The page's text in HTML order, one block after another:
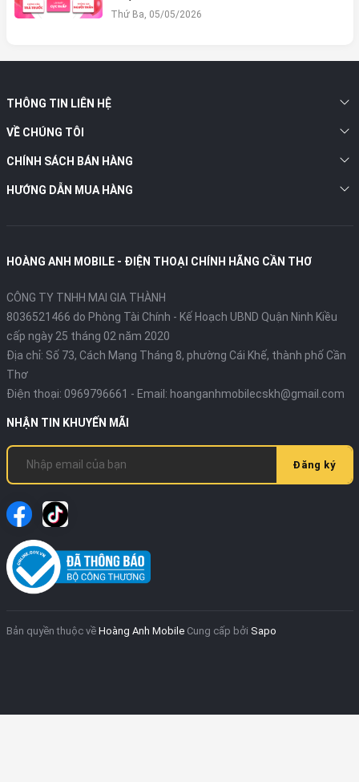
THẲNG!
Thứ Ba, 05/05/2026
THÔNG TIN LIÊN HỆ
VỀ CHÚNG TÔI
CHÍNH SÁCH BÁN HÀNG
HƯỚNG DẪN MUA HÀNG
HOÀNG ANH MOBILE - ĐIỆN THOẠI CHÍNH HÃNG CẦN THƠ
CÔNG TY TNHH MAI GIA THÀNH
8036521466 do Phòng Tài Chính - Kế Hoạch UBND Quận Ninh Kiều
cấp ngày 25 tháng 02 năm 2020
Địa chỉ: Số 73, Cách Mạng Tháng 8, phường Cái Khế, thành phố Cần
Thơ
Điện thoại: 0969796661 - Email: hoanganhmobilecskh@gmail.com
NHẬN TIN KHUYẾN MÃI
Đăng ký
Bản quyền thuộc về Hoàng Anh Mobile Cung cấp bởi Sapo